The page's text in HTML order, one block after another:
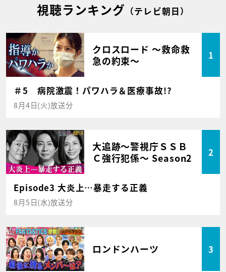
視聴ランキング （テレビ朝日）
クロスロード ～救命救
急の約束～
1
＃5 病院激震！パワハラ＆医療事故!?
8月4日(火)放送分
大追跡～警視庁ＳＳＢ
Ｃ強行犯係～ Season2
2
Episode3 大炎上…暴走する正義
8月5日(水)放送分
ロンドンハーツ 3